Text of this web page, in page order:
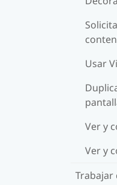
Usar
Ver y
Ver y
Trabajar